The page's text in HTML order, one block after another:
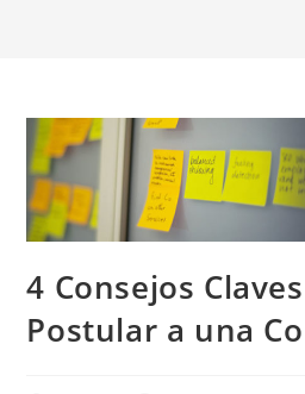
4 Consejos
Postular a una